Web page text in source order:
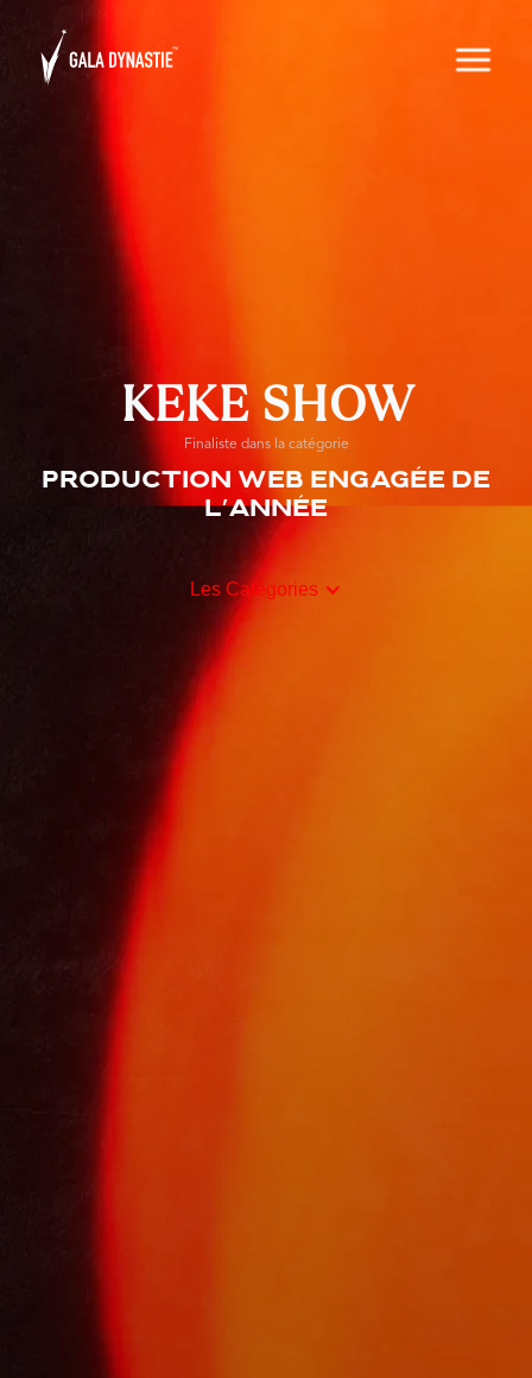
KEKE SHOW
Finaliste dans la catégorie
Production web engagée de
l’année
Les Catégories